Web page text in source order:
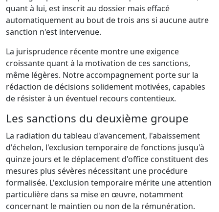
quant à lui, est inscrit au dossier mais effacé
automatiquement au bout de trois ans si aucune autre
sanction n'est intervenue.
La jurisprudence récente montre une exigence
croissante quant à la motivation de ces sanctions,
même légères. Notre accompagnement porte sur la
rédaction de décisions solidement motivées, capables
de résister à un éventuel recours contentieux.
Les sanctions du deuxième groupe
La radiation du tableau d'avancement, l'abaissement
d'échelon, l'exclusion temporaire de fonctions jusqu'à
quinze jours et le déplacement d'office constituent des
mesures plus sévères nécessitant une procédure
formalisée. L'exclusion temporaire mérite une attention
particulière dans sa mise en œuvre, notamment
concernant le maintien ou non de la rémunération.